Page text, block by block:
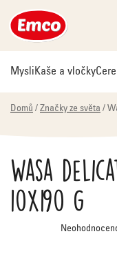
na
obsah
MysliKaše a vločky
Domů / Značky ze světa /
Wasa
10x190 g
Průměrné
hodnocení